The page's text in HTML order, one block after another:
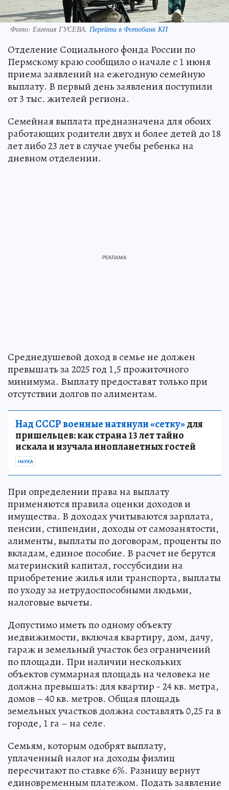
Фото: Евгения ГУСЕВА. Перейти в Фотобанк КП
Отделение Социального фонда России по
Пермскому краю сообщило о начале с 1 июня
приема заявлений на ежегодную семейную
выплату. В первый день заявления поступили
от 3 тыс. жителей региона.
Семейная выплата предназначена для обоих
работающих родители двух и более детей до 18
лет либо 23 лет в случае учебы ребенка на
дневном отделении.
Среднедушевой доход в семье не должен
превышать за 2025 год 1,5 прожиточного
минимума. Выплату предоставят только при
отсутствии долгов по алиментам.
Над СССР военные натянули «сетку»для
пришельцев: как страна 13 лет тайно
искала и изучала инопланетных гостей
НАУКА
При определении права на выплату
применяются правила оценки доходов и
имущества. В доходах учитываются зарплата,
пенсии, стипендии, доходы от самозанятости,
алименты, выплаты по договорам, проценты по
вкладам, единое пособие. В расчет не берутся
материнский капитал, госсубсидии на
приобретение жилья или транспорта, выплаты
по уходу за нетрудоспособными людьми,
налоговые вычеты.
Допустимо иметь по одному объекту
недвижимости, включая квартиру, дом, дачу,
гараж и земельный участок без ограничений
по площади. При наличии нескольких
объектов суммарная площадь на человека не
должна превышать: для квартир - 24 кв. метра,
домов – 40 кв. метров. Общая площадь
земельных участков должна составлять 0,25 га в
городе, 1 га – на селе.
Семьям, которым одобрят выплату,
уплаченный налог на доходы физлиц
пересчитают по ставке 6%. Разницу вернут
единовременным платежом. Подать заявление